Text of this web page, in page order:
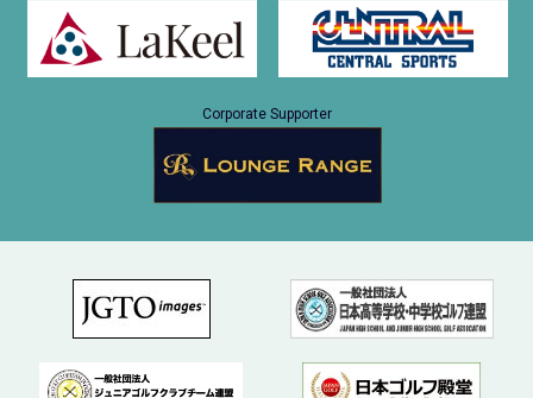
Corporate Supporter